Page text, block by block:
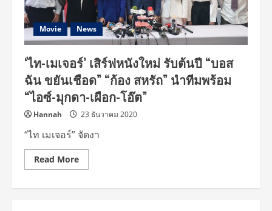
Movie News
‘ไท-เมเจอร์’ เสิร์ฟหนังใหม่ รับต้นปี “บอส
ฉัน ขยันเชือด” “ก้อง สหรัถ” นำทีมพร้อม
“ไอซ์-มุกดา-เผือก-โอ๊ต”
Hannah 23 ธันวาคม 2020
“ไท เมเจอร์” จัดงา
Read MoreRead
more